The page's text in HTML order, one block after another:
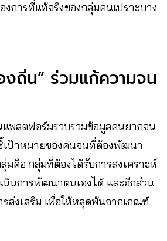
งการที่แท้จริงของกลุ่มคนเปราะบาง
ถิ่น” ร่วมแก้ความจน
แพลตฟอร์มรวบรวมข้อมูลคนยากจน
เป้าหมายของคนจนที่ต้องพัฒนา
มคือ กลุ่มที่ต้องได้รับการสงเคราะห์
นินการพัฒนาตนเองได้ และอีกส่วน
ส่งเสริม เพื่อให้หลุดพ้นจากเกณฑ์